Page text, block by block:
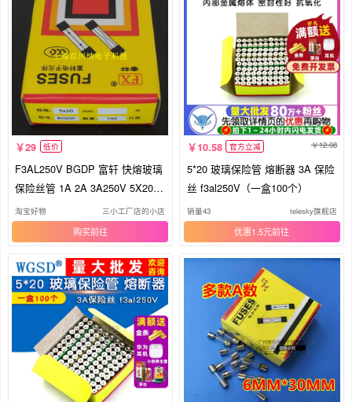
29 低价
F3AL250V BGDP 富轩 快熔玻璃
保险丝管 1A 2A 3A250V 5X20m
m BGXP
淘宝好物 三小工厂店的小店
购买
10.58 官方立减 12.08
5*20 玻璃保险管 熔断器 3A 保险
丝 f3al250V（一盒100个）
销量43 telesky旗舰店
优惠1.5元